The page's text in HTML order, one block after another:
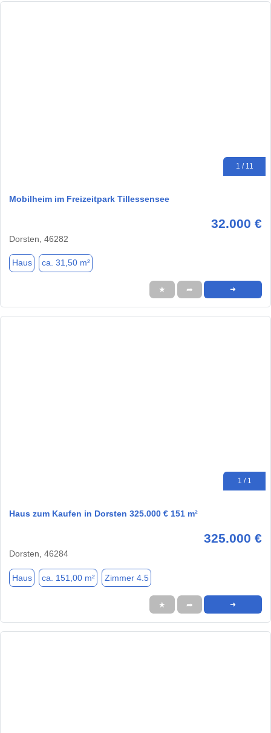
1 / 11
Mobilheim im Freizeitpark Tillessensee
32.000 €
Dorsten, 46282
Haus ca. 31,50 m²
★ ➦ ➜
1 / 1
Haus zum Kaufen in Dorsten 325.000 € 151 m²
325.000 €
Dorsten, 46284
Haus ca. 151,00 m² Zimmer 4.5
★ ➦ ➜